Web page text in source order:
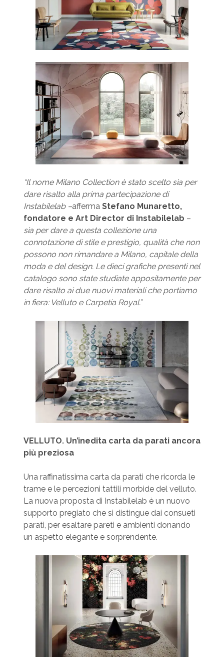
“Il nome Milano Collection è stato scelto sia per
dare risalto alla prima partecipazione di
Instabilelab –afferma Stefano Munaretto,
fondatore e Art Director di Instabilelab –
sia per dare a questa collezione una
connotazione di stile e prestigio, qualità che non
possono non rimandare a Milano, capitale della
moda e del design. Le dieci grafiche presenti nel
catalogo sono state studiate appositamente per
dare risalto ai due nuovi materiali che portiamo
in fiera: Velluto e Carpetia Royal.”
VELLUTO. Un’inedita carta da parati ancora
più preziosa
Una raffinatissima carta da parati che ricorda le
trame e le percezioni tattili morbide del velluto.
La nuova proposta di Instabilelab è un nuovo
supporto pregiato che si distingue dai consueti
parati, per esaltare pareti e ambienti donando
un aspetto elegante e sorprendente.